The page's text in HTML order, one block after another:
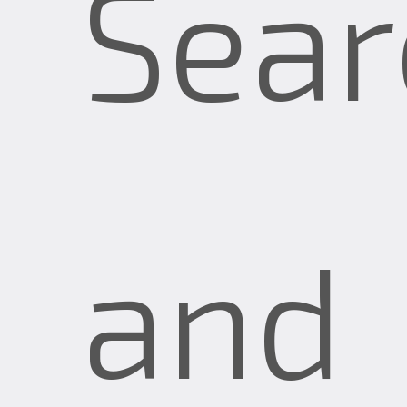
and